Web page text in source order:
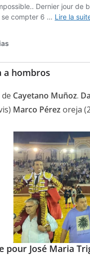
a hombros
Cayetano Muñoz.
Marco Pérez oreja
pour José Maria